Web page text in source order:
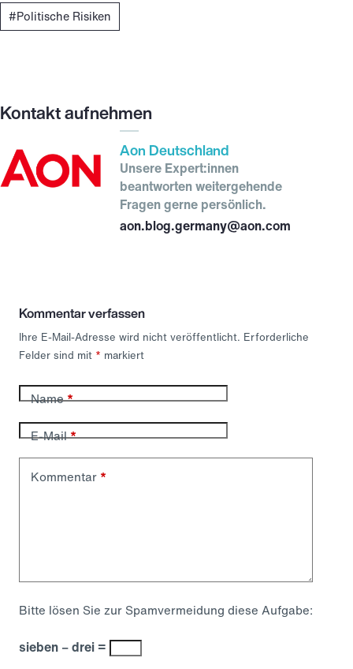
Politische Risiken
Kontakt aufnehmen
Aon Deutschland
Unsere Expert:innen
beantworten weitergehende
Fragen gerne persönlich.
aon.blog.germany@aon.com
Kommentar verfassen
Ihre E-Mail-Adresse wird nicht veröffentlicht. Erforderliche
Felder sind mit * markiert
Name*
E-Mail*
Kommentar *
Bitte lösen Sie zur Spamvermeidung diese Aufgabe:
sieben − drei =